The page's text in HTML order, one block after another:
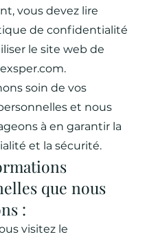
vous devez lire
de confidentialité
le site web de
.
soin de vos
et nous
à en garantir la
et la sécurité.
que nous
:
visitez le